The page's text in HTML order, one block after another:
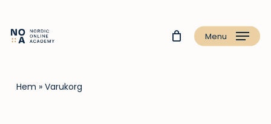
Menu
Hem » Varukorg